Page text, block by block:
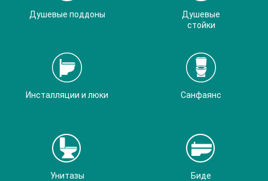
Душевые поддоны
Душевые
стойки
Инсталляции и люки Санфаянс
Унитазы Биде